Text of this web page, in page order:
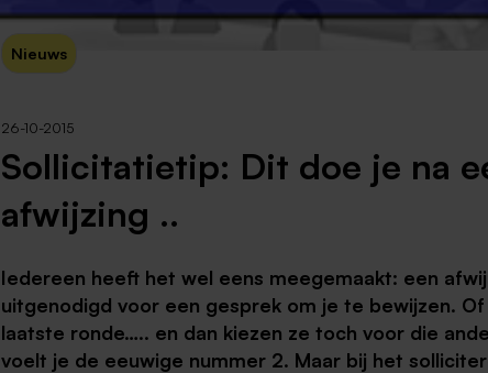
Weert
Nieuws
26-10-2015
Sollicitatietip: Dit doe je na
afwijzing ..
Iedereen heeft het wel eens meegemaakt: een
uitgenodigd voor een gesprek om je te bewijzen.
laatste ronde….. en dan kiezen ze toch voor die
voelt je de eeuwige nummer 2. Maar bij het